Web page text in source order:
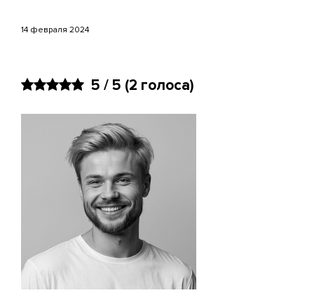
14 февраля 2024
5 / 5 (2 голоса)